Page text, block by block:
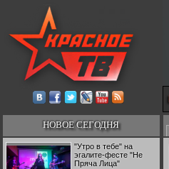
НОВОЕ СЕГОДНЯ
"Утро в тебе" на
эгалите-фесте "Не
Пряча Лица"